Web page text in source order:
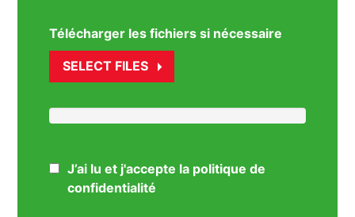
Télécharger les fichiers si nécessaire
SELECT FILES
J’ai lu et j'accepte la politique de
confidentialité